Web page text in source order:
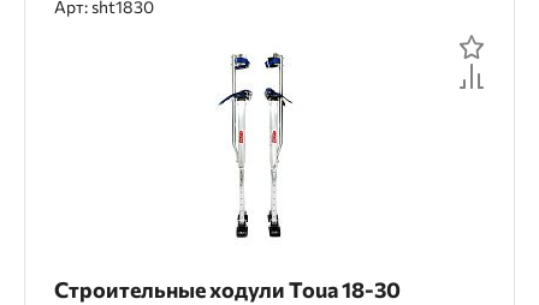
Арт: sht1830
Строительные ходули Toua 18-30